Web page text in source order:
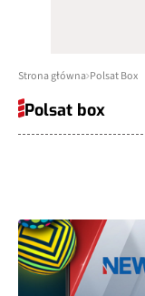
Strona główna Polsat Box
Polsat box